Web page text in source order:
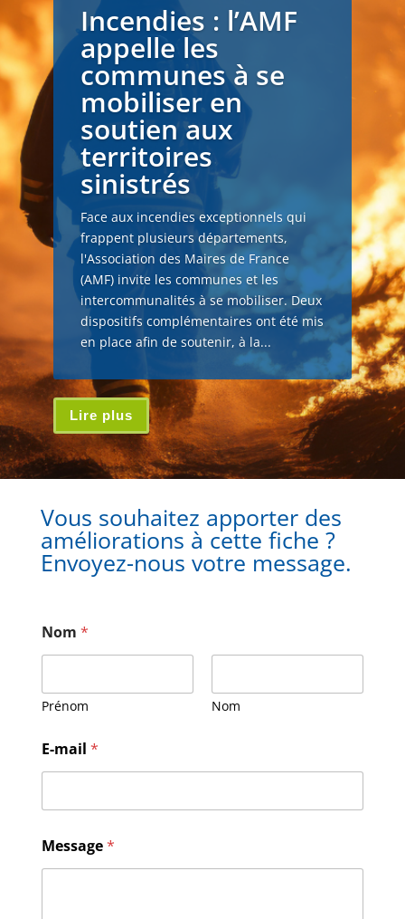
Incendies : l’AMF
appelle les
communes à se
mobiliser en
soutien aux
territoires
sinistrés
Face aux incendies exceptionnels qui
frappent plusieurs départements,
l'Association des Maires de France
(AMF) invite les communes et les
intercommunalités à se mobiliser. Deux
dispositifs complémentaires ont été mis
en place afin de soutenir, à la...
Lire plus
Vous souhaitez apporter des
améliorations à cette fiche ?
Envoyez-nous votre message.
Nom *
Prénom Nom
-
m
i
M
e
s
E-mail *
Message*